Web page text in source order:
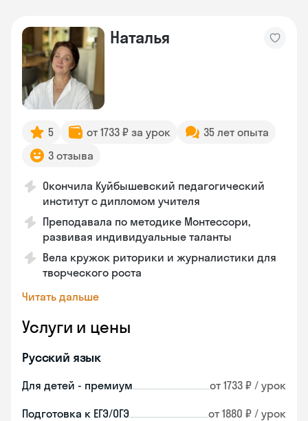
Наталья
5 от 1733 ₽ за урок
35 лет опыта
3 отзыва
Окончила Куйбышевский педагогический
институт с дипломом учителя
Преподавала по методике Монтессори,
развивая индивидуальные таланты
Вела кружок риторики и журналистики для
творческого роста
Читать дальше
Услуги и цены
Русский язык
Для детей - премиум от 1733 ₽ / урок
Подготовка к ЕГЭ/ОГЭ от 1880 ₽ / урок